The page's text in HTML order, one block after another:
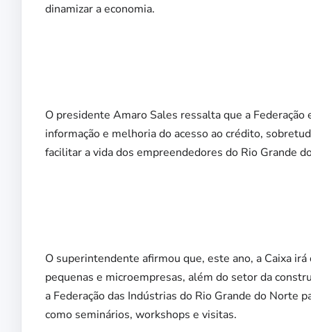
dinamizar a economia.
O presidente Amaro Sales ressalta que a
informação e melhoria do acesso ao crédito,
facilitar a vida dos empreendedores do Rio Grande
O superintendente afirmou que, este ano, a Caixa
pequenas e microempresas, além do setor da
a Federação das Indústrias do Rio Grande do Norte
como seminários, workshops e visitas.